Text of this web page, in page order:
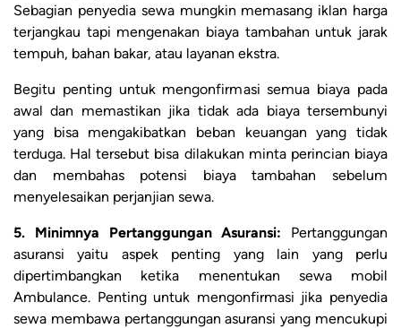
Sebagian penyedia sewa mungkin memasang iklan harga
terjangkau tapi mengenakan biaya tambahan untuk jarak
tempuh, bahan bakar, atau layanan ekstra.
Begitu penting untuk mengonfirmasi semua biaya pada
awal dan memastikan jika tidak ada biaya tersembunyi
yang bisa mengakibatkan beban keuangan yang tidak
terduga. Hal tersebut bisa dilakukan minta perincian biaya
dan membahas potensi biaya tambahan sebelum
menyelesaikan perjanjian sewa.
5. Minimnya Pertanggungan Asuransi: Pertanggungan
asuransi yaitu aspek penting yang lain yang perlu
dipertimbangkan ketika menentukan sewa mobil
Ambulance. Penting untuk mengonfirmasi jika penyedia
sewa membawa pertanggungan asuransi yang mencukupi